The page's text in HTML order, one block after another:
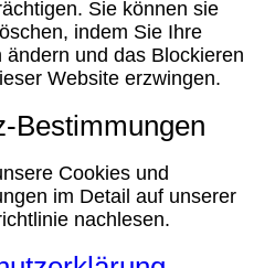
Sie können sie
indem Sie Ihre
und das Blockieren
Website erzwingen.
Bestimmungen
Cookies und
im Detail auf unserer
nachlesen.